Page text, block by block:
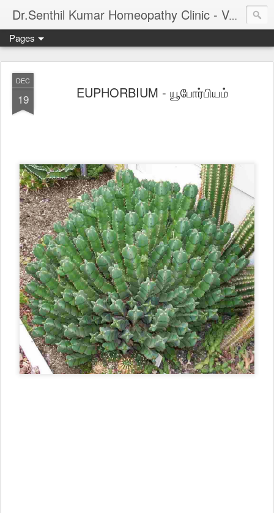
Dr.Senthil Kumar Homeopathy Clinic - Velachery - Panruti - Chennai
Pages
DEC
19 EUPHORBIUM - யூபோர்பியம்